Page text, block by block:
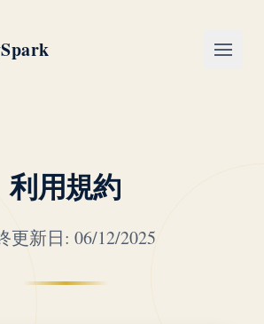
利用規約
更新日: 06/12/2025